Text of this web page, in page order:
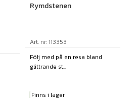
Rymdstenen
Art. nr: 113353
Följ med på en resa bland
glittrande st...
Finns i lager